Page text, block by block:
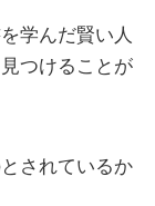
学んだ賢い人
つけることが
されているか